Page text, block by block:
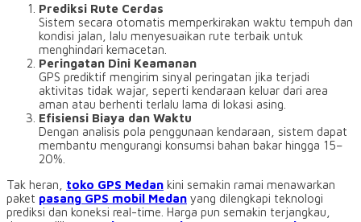
Prediksi Rute Cerdas
Sistem secara otomatis memperkirakan waktu tempuh dan
kondisi jalan, lalu menyesuaikan rute terbaik untuk
menghindari kemacetan.
Peringatan Dini Keamanan
GPS prediktif mengirim sinyal peringatan jika terjadi
aktivitas tidak wajar, seperti kendaraan keluar dari area
aman atau berhenti terlalu lama di lokasi asing.
Efisiensi Biaya dan Waktu
Dengan analisis pola penggunaan kendaraan, sistem dapat
membantu mengurangi konsumsi bahan bakar hingga 15–
20%.
Tak heran, toko GPS Medan kini semakin ramai menawarkan
paket pasang GPS mobil Medan yang dilengkapi teknologi
prediksi dan koneksi real-time. Harga pun semakin terjangkau,